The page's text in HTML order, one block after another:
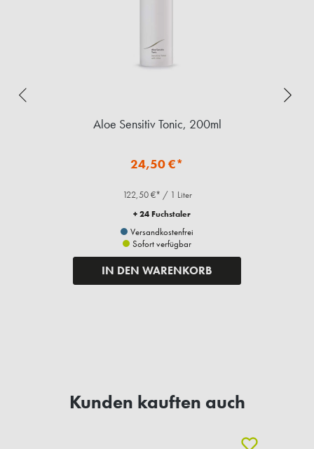
Aloe Sensitiv Tonic, 200ml
24,50 €*
122,50 €* / 1 Liter
+ 24 Fuchstaler
Versandkostenfrei
Sofort verfügbar
IN DEN WARENKORB
Kunden kauften auch